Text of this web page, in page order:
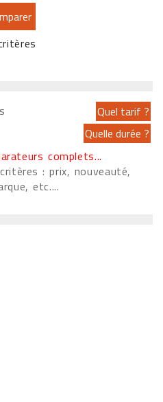
complets...
: prix, nouveauté,
etc....